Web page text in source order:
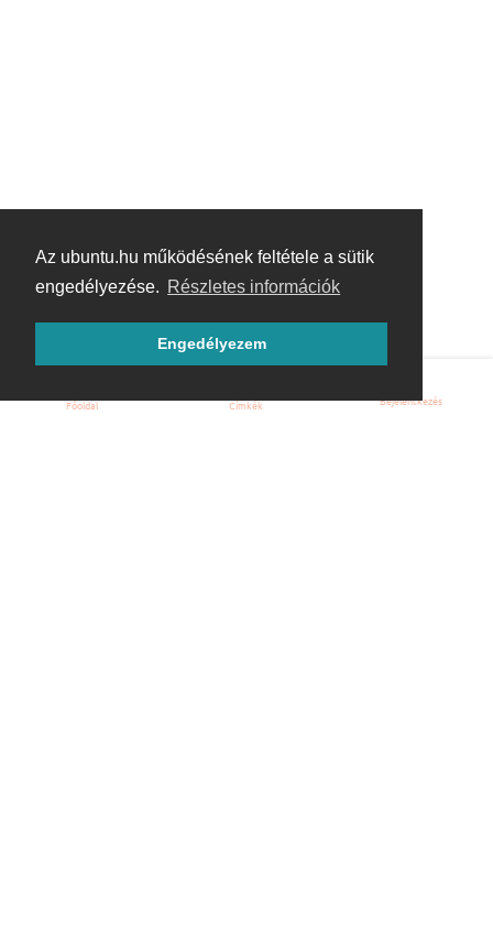
Az ubuntu.hu működésének feltétele a sütik
engedélyezése. Részletes információk
Engedélyezem
Főoldal Címkék Bejelentkezés